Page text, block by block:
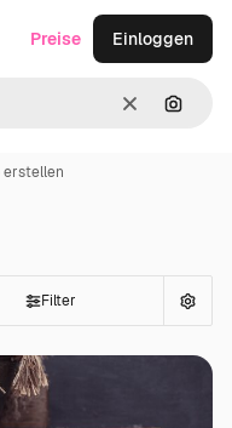
LöschenNach
Preise Einloggen
erstellen
Filter